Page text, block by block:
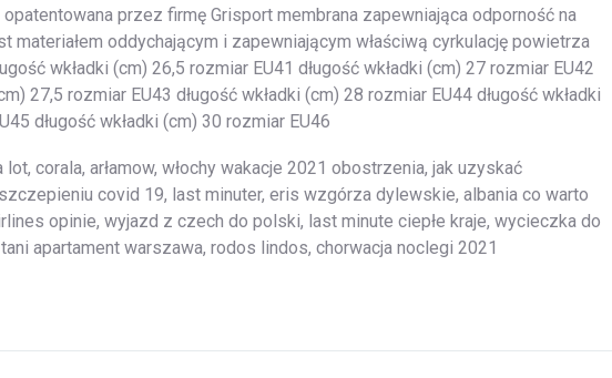
opatentowana przez firmę Grisport membrana zapewniająca odporność na
materiałem oddychającym i zapewniającym właściwą cyrkulację powietrza
wkładki (cm) 26,5 rozmiar EU41 długość wkładki (cm) 27 rozmiar EU42
27,5 rozmiar EU43 długość wkładki (cm) 28 rozmiar EU44 długość wkładki
długość wkładki (cm) 30 rozmiar EU46
corala, arłamow, włochy wakacje 2021 obostrzenia, jak uzyskać
covid 19, last minuter, eris wzgórza dylewskie, albania co warto
opinie, wyjazd z czech do polski, last minute ciepłe kraje, wycieczka do
apartament warszawa, rodos lindos, chorwacja noclegi 2021